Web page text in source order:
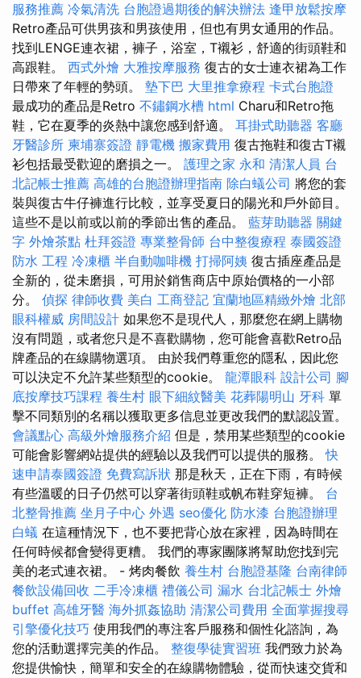
服務推薦 冷氣清洗 台胞證過期後的解決辦法 逢甲放鬆按摩
Retro產品可供男孩和男孩使用，但也有男女通用的作品。
找到LENGE連衣裙，褲子，浴室，T襯衫，舒適的街頭鞋和
高跟鞋。 西式外燴 大雅按摩服務 復古的女士連衣裙為工作
日帶來了年輕的勢頭。 墊下巴 大里推拿療程 卡式台胞證
最成功的產品是Retro 不鏽鋼水槽 html Charu和Retro拖
鞋，它在夏季的炎熱中讓您感到舒適。 耳掛式助聽器 客廳
牙醫診所 柬埔寨簽證 靜電機 搬家費用 復古拖鞋和復古T襯
衫包括最受歡迎的磨損之一。 護理之家 永和 清潔人員 台
北記帳士推薦 高雄的台胞證辦理指南 除白蟻公司 將您的套
裝與復古牛仔褲進行比較，並享受夏日的陽光和戶外節目。
這些不是以前或以前的季節出售的產品。 藍芽助聽器 關鍵
字 外燴茶點 杜拜簽證 專業整骨師 台中整復療程 泰國簽證
防水 工程 冷凍櫃 半自動咖啡機 打掃阿姨 復古插座產品是
全新的，從未磨損，可用於銷售商店中原始價格的一小部
分。 偵探 律師收費 美白 工商登記 宜蘭地區精緻外燴 北部
眼科權威 房間設計 如果您不是現代人，那麼您在網上購物
沒有問題，或者您只是不喜歡購物，您可能會喜歡Retro品
牌產品的在線購物選項。 由於我們尊重您的隱私，因此您
可以決定不允許某些類型的cookie。 龍潭眼科 設計公司 腳
底按摩技巧課程 養生村 眼下細紋醫美 花葬陽明山 牙科 單
擊不同類別的名稱以獲取更多信息並更改我們的默認設置。
會議點心 高級外燴服務介紹 但是，禁用某些類型的cookie
可能會影響網站提供的經驗以及我們可以提供的服務。快
速申請泰國簽證 免費寫訴狀 那是秋天，正在下雨，有時候
有些溫暖的日子仍然可以穿著街頭鞋或帆布鞋穿短褲。 台
北整骨推薦 坐月子中心 外遇 seo優化 防水漆 台胞證辦理
白蟻 在這種情況下，也不要把背心放在家裡，因為時間在
任何時候都會變得更糟。 我們的專家團隊將幫助您找到完
美的老式連衣裙。 - 烤肉餐飲 養生村 台胞證基隆 台南律師
餐飲設備回收 二手冷凍櫃 禮儀公司 漏水 台北記帳士 外燴
buffet 高雄牙醫 海外抓姦協助 清潔公司費用 全面掌握搜尋
引擎優化技巧 使用我們的專注客戶服務和個性化諮詢，為
您的活動選擇完美的作品。 整復學徒實習班 我們致力於為
您提供愉快，簡單和安全的在線購物體驗，從而快速交貨和